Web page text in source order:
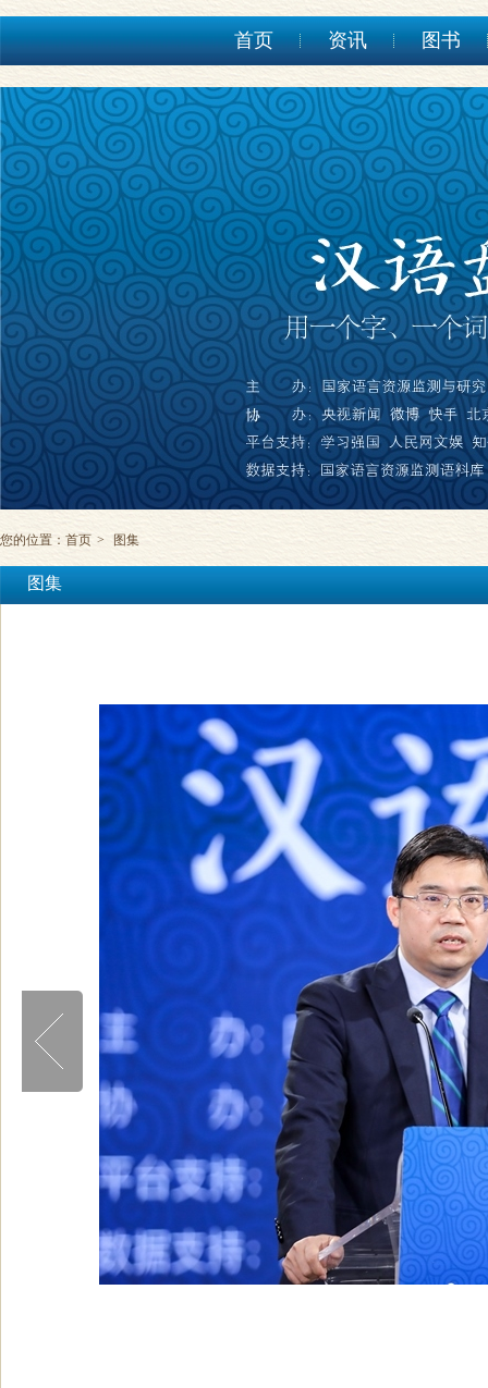
首页 资讯 图书
您的位置： 首页 > 图集
图集